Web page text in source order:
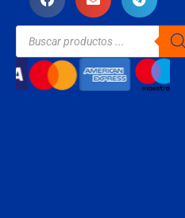
Búsqueda
productos